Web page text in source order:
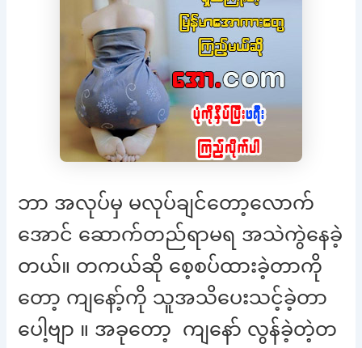
ဘာ အလုပ်မှ မလုပ်ချင်တော့လောက်
အောင် ဆောက်တည်ရာမရ အသဲကွဲနေခဲ့
တယ်။ တကယ်ဆို စေ့စပ်ထားခဲ့တာကို
တော့ ကျနော့်ကို သူအသိပေးသင့်ခဲ့တာ
ပေါ့ဗျာ ။ အခုတော့ ကျနော် လွန်ခဲ့တဲ့တ